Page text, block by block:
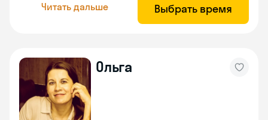
Читать дальше Выбрать время
Ольга